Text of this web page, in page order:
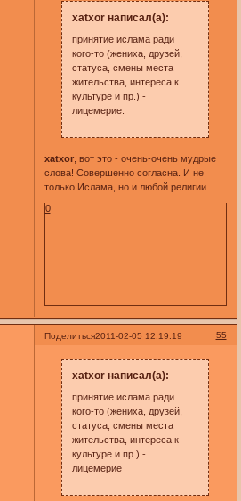
xatxor написал(а):
принятие ислама ради
кого-то (жениха, друзей,
статуса, смены места
жительства, интереса к
культуре и пр.) -
лицемерие.
xatxor, вот это - очень-очень мудрые
слова! Совершенно согласна. И не
только Ислама, но и любой религии.
0
Поделиться 55
2011-02-05 12:19:19
xatxor написал(а):
принятие ислама ради
кого-то (жениха, друзей,
статуса, смены места
жительства, интереса к
культуре и пр.) -
лицемерие